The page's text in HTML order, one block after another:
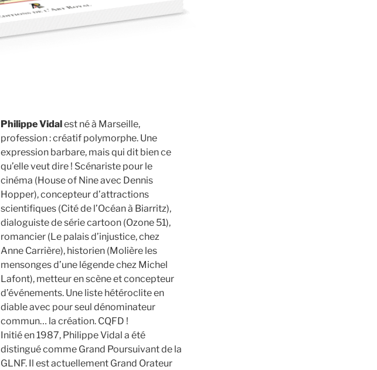
Philippe Vidalest né à Marseille,
profession : créatif polymorphe. Une
expression barbare, mais qui dit bien ce
qu’elle veut dire ! Scénariste pour le
cinéma (House of Nine avec Dennis
Hopper), concepteur d’attractions
scientifiques (Cité de l’Océan à Biarritz),
dialoguiste de série cartoon (Ozone 51),
romancier (Le palais d’injustice, chez
Anne Carrière), historien (Molière les
mensonges d’une légende chez Michel
Lafont), metteur en scène et concepteur
d’événements. Une liste hétéroclite en
diable avec pour seul dénominateur
commun… la création. CQFD !
Initié en 1987, Philippe Vidal a été
distingué comme Grand Poursuivant de la
GLNF. Il est actuellement Grand Orateur